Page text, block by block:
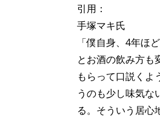
引用：
手塚マキ氏
「僕自身、4年ほ
とお酒の飲み方も
もらって口説くよ
うのも少し味気
る。そういう居心